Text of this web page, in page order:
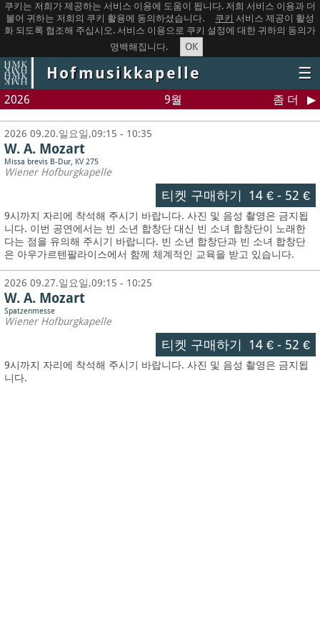
쿠키는 저희가 제공하는 서비스 이용에 도움이 됩니다. 저희 서비스 이용과 더
불어 귀하는 저희의 쿠키 활용에 동의하셨습니다.
쿠키 서비스 제공이 활성
화 되도록 협조해 주십시오. 서비스 이용으로 쿠키 설정에 대한 귀하의 동의가
명백해집니다.
OK
Hofmusikkapelle ☰
2026 9월 좀 더
2026 09.20.일요일,09:15 - 10:35
W. A. Mozart
Missa brevis B-Dur, KV 275
Wiener Hofburgkapelle
티켓 구매하기 14 €- 52 €
9시까지 자리에 착석해 주시기 바랍니다. 사진 및 음성 촬영은 금지됩
니다. 이번 공연에서는 빈 소년 합창단 대신 빈 소녀 합창단이 노래한
다는 점을 유의해 주시기 바랍니다. 빈 소년 합창단과 빈 소녀 합창단
은 아우가르텐팔라이스에서 함께 체계적인 교육을 받고 있습니다.
2026 09.27.일요일,09:15 - 10:25
W. A. Mozart
Spatzenmesse
Wiener Hofburgkapelle
티켓 구매하기 14 €- 52 €
9시까지 자리에 착석해 주시기 바랍니다. 사진 및 음성 촬영은 금지됩
니다.